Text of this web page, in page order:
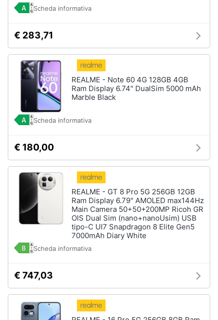
Scheda informativa
€ 283,71
REALME - Note 60 4G 128GB 4GB
Ram Display 6.74" DualSim 5000 mAh
Marble Black
Scheda informativa
€ 180,00
REALME - GT 8 Pro 5G 256GB 12GB
Ram Display 6.79" AMOLED max144Hz
Main Camera 50+50+200MP Ricoh GR
OIS Dual Sim (nano+nanoUsim) USB
tipo-C UI7 Snapdragon 8 Elite Gen5
7000mAh Diary White
Scheda informativa
€ 747,03